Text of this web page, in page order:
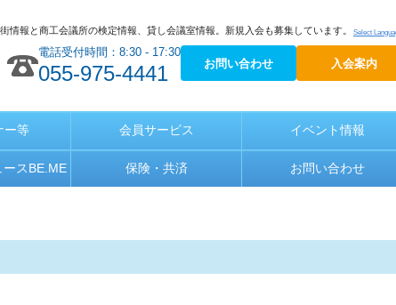
Select
情報と商工会議所の検定情報、貸し会議室情報。新規入会も募集しています。
電話受付時間：8:30 - 17:30
055-975-4441 お問い合わせ 入会案内
ー等 会員サービス イベント情報
スBE.ME 保険・共済 お問い合わせ